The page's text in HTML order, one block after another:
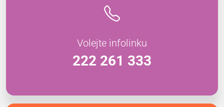
Volejte infolinku
222 261 333